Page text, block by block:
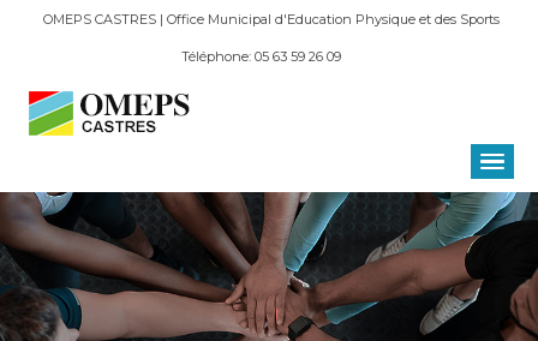
OMEPS CASTRES | Office Municipal d'Education Physique et des Sports
Téléphone: 05 63 59 26 09